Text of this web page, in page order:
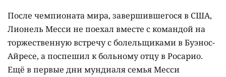
После чемпионата мира, завершившегося в США,
Лионель Месси не поехал вместе с командой на
торжественную встречу с болельщиками в Буэнос-
Айресе, а поспешил к больному отцу в Росарио.
Ещё в первые дни мундиаля семья Месси